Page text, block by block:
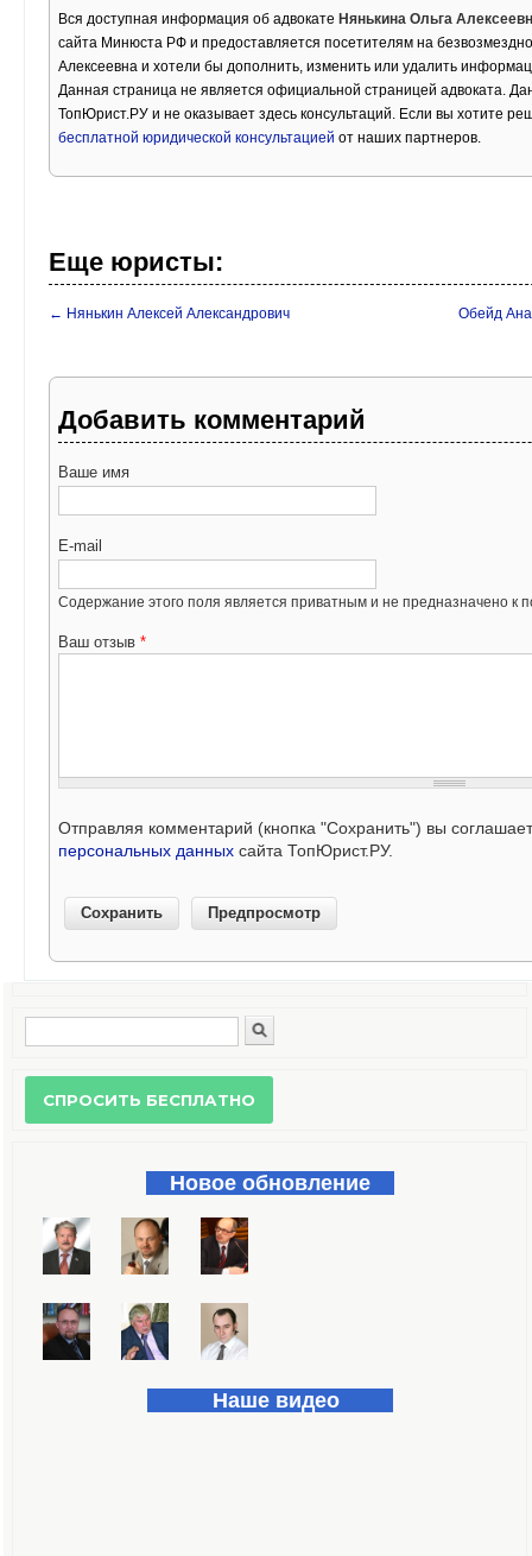
Вся доступная информация об адвокате Нянькина Ольга
сайта Минюста РФ и предоставляется посетителям на
Алексеевна и хотели бы дополнить, изменить или удалить
Данная страница не является официальной страницей адвоката.
ТопЮрист.РУ и не оказывает здесь консультаций. Если вы хотите
бесплатной юридической консультацией от наших партнеров.
Еще юристы:
← Нянькин Алексей Александрович Обейд
Добавить комментарий
Ваше имя
E-mail
Содержание этого поля является приватным и не предназначено к
Ваш отзыв *
Отправляя комментарий (кнопка "Сохранить") вы
персональных данных сайта ТопЮрист.РУ.
Форма поиска
Новое обновление
Наше видео